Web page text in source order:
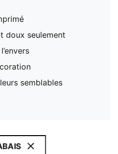
doux seulement
semblables